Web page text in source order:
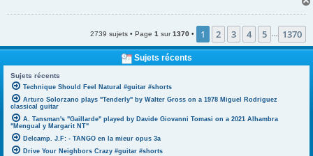
2739 sujets • Page 1 sur1370 • 1 2 3 4 5 1370
Sujets récents
Sujets récents
Technique Should Feel Natural #guitar #shorts
Arturo Solorzano plays "Tenderly" by Walter Gross on a 1978 Miguel Rodriguez
classical guitar
A. Tansman's "Gaillarde" played by Davide Giovanni Tomasi on a 2021 Alhambra
"Mengual y Margarit NT"
Delcamp. J.F: - TANGO en la mieur opus 3a
Drive Your Neighbors Crazy #guitar #shorts